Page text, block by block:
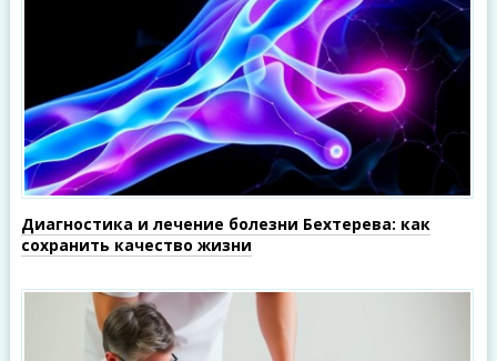
Диагностика и лечение болезни Бехтерева: как
сохранить качество жизни